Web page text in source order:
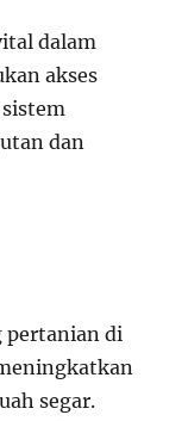
dalam
akses
dan
pertanian di
segar.